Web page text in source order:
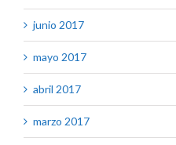
junio 2017
mayo 2017
abril 2017
marzo 2017